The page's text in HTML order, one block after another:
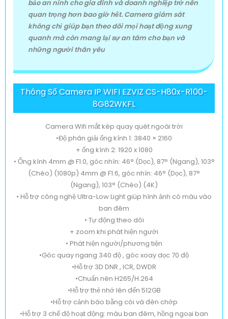
bảo an ninh cho gia đình và doanh nghiệp trở nên
quan trọng hơn bao giờ hết. Camera giám sát
không chỉ giúp bạn theo dõi mọi hoạt động xung
quanh mà còn mang lại sự an tâm cho bạn và
những người thân yêu
Thông Số Camera IP WIFI EZVIZ CS-H80x-R100-
8G82WKFL
Camera Wifi mắt kép quay quét ngoài trời
•Độ phân giải ống kính 1: 3840 × 2160
+ ống kính 2: 1920 x 1080
• Ống kính 4mm @ F1.0, góc nhìn: 46° (Dọc), 87° (Ngang), 103°
(Chéo) (1080p) 4mm @ F1.6, góc nhìn: 46° (Dọc), 87°
(Ngang), 103° (Chéo) (4K)
• Hỗ trợ công nghệ Ultra-Low Light giúp hình ảnh có màu vào
ban đêm
• Tự động theo dõi
+ zoom khi phát hiện người
• Phát hiện người/phương tiện
•Góc quay ngang 340 độ , góc xoay dọc 70 độ
•Hỗ trợ 3D DNR , ICR, DWDR
•Chuấn nén H265/H.264
•Hỗ trợ thẻ nhớ lên đến 512GB
•Hỗ trợ cảnh báo bằng còi và đèn chớp
•Hỗ trợ 3 chế độ hoạt động: màu ban đêm, hồng ngoại ban